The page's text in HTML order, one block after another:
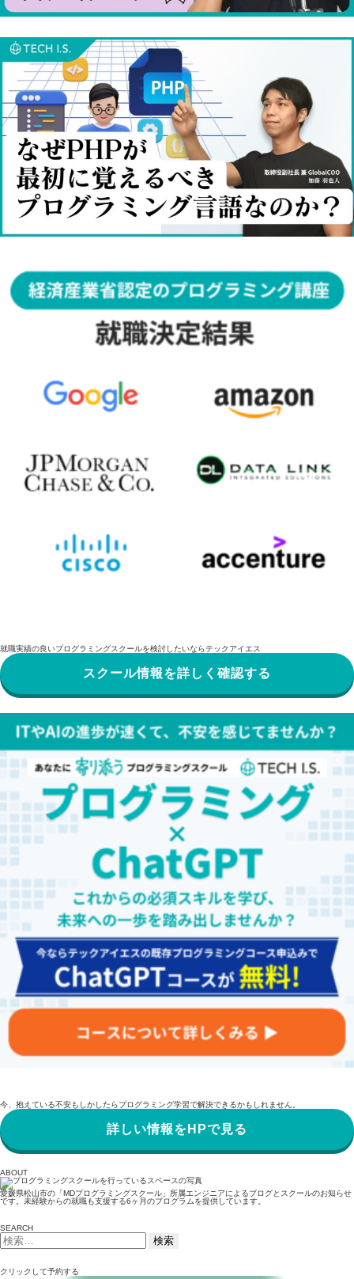
就職実績の良いプログラミングスクールを検討したいならテックアイエス
スクール情報を詳しく確認する
今、抱えている不安もしかしたらプログラミング学習で解決できるかもしれません。
詳しい情報をHPで見る
ABOUT
愛媛県松山市の「MDプログラミングスクール」所属エンジニアによるブログとスクールのお知らせ
です。未経験からの就職も支援する6ヶ月のプログラムを提供しています。
SEARCH
検
索:
クリックして予約する